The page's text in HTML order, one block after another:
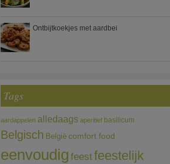
Ontbijtkoekjes met aardbei
Tags
aardappelen alledaags aperitief basilicum
Belgisch België comfort food
eenvoudig feestfeestelijk